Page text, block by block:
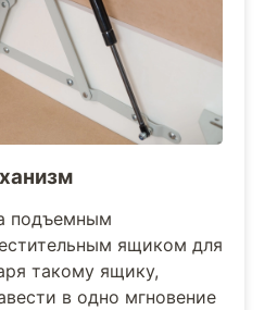
подъемным
ящиком для
такому ящику,
в одно мгновение